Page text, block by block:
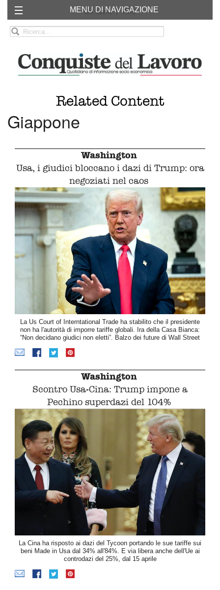
Chi siamo RSS
MENU DI NAVIGAZIONE
Related Content
Giappone
Washington
Usa, i giudici bloccano i dazi di Trump: ora
negoziati nel caos
La Us Court of Interntational Trade ha stabilito che il presidente
non ha l'autorità di imporre tariffe globali. Ira della Casa Bianca:
“Non decidano giudici non eletti”. Balzo dei future di Wall Street
Washington
Scontro Usa-Cina: Trump impone a
Pechino superdazi del 104%
La Cina ha risposto ai dazi del Tycoon portando le sue tariffe sui
beni Made in Usa dal 34% all'84%. E via libera anche dell'Ue ai
controdazi del 25%, dal 15 aprile